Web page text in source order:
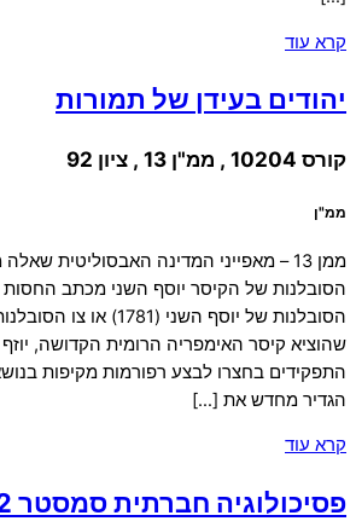
קרא עוד
יהודים בעידן של תמורות
קורס 10204 , ממ"ן 13 , ציון 92
ממ"ן
הסובלנות של הקיסר יוסף השני מכתב החסות
הסובלנות של יוסף השני
שהוציא קיסר האימפריה הרומית הקדושה,
התפקידים בחצרו לבצע רפורמות מקיפות
הגדיר מחדש את […]
קרא עוד
פסיכולוגיה חברתית סמסטר 2022 א